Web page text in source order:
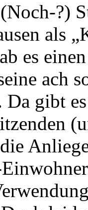
?)
als
es
ach
gibt